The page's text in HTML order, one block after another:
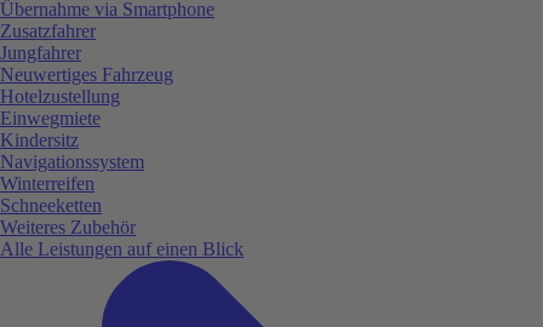
Übernahme via Smartphone
Zusatzfahrer
Jungfahrer
Neuwertiges Fahrzeug
Hotelzustellung
Einwegmiete
Kindersitz
Navigationssystem
Winterreifen
Schneeketten
Weiteres Zubehör
Alle Leistungen auf einen Blick